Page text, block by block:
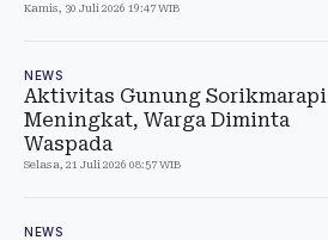
Kamis, 30 Juli 2026 19:47 WIB
NEWS
Aktivitas Gunung Sorikmarapi
Meningkat, Warga Diminta
Waspada
Selasa, 21 Juli 2026 08:57 WIB
NEWS